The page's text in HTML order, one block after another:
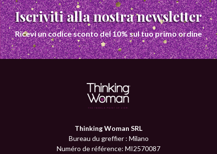
Iscriviti alla nostra newsletter
Ricevi un codice sconto del 10% sul tuo primo ordine
Thinking Woman SRL
Bureau du greffier : Milano
Numéro de référence: MI2570087